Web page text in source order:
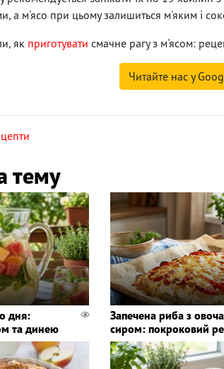
а м'ясо при цьому залишиться м'яким і
як приготувати смачне рагу з м'ясом:
Читайте нас у
тему
дня:
та динею
Запечена риба з
сиром: покроковий